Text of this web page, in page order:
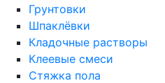
Грунтовки
Шпаклёвки
Кладочные растворы
Клеевые смеси
Стяжка пола